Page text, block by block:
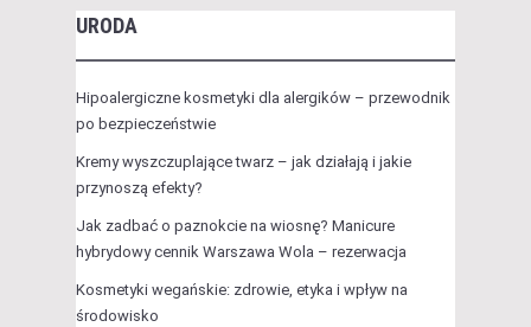
URODA
Hipoalergiczne kosmetyki dla alergików – przewodnik
po bezpieczeństwie
Kremy wyszczuplające twarz – jak działają i jakie
przynoszą efekty?
Jak zadbać o paznokcie na wiosnę? Manicure
hybrydowy cennik Warszawa Wola – rezerwacja
Kosmetyki wegańskie: zdrowie, etyka i wpływ na
środowisko